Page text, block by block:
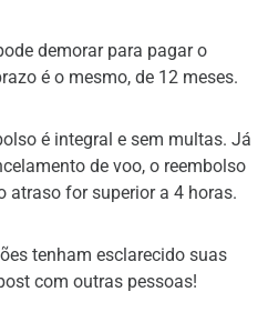
demorar para pagar o
é o mesmo, de 12 meses.
é integral e sem multas. Já
de voo, o reembolso
atraso for superior a 4 horas.
tenham esclarecido suas
com outras pessoas!